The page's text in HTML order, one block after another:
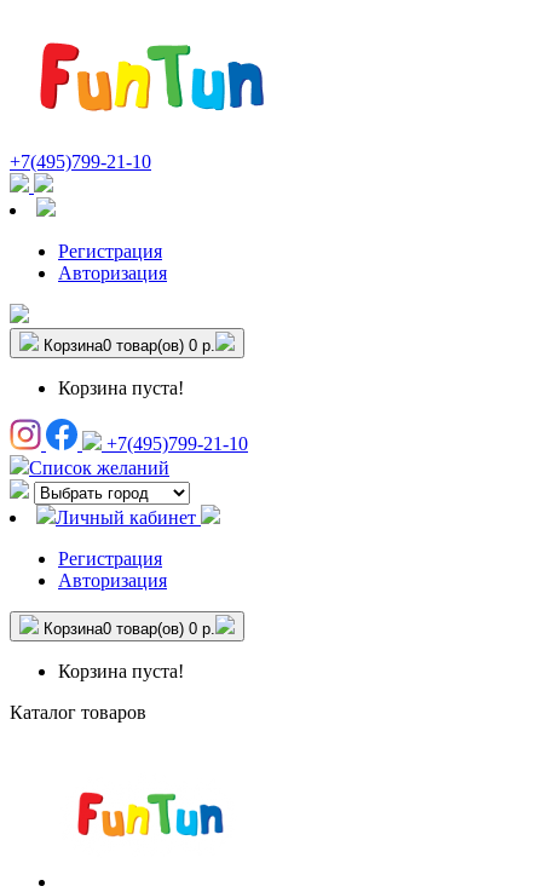
+7(495)799-21-10
Регистрация
Авторизация
Корзина0 товар(ов) 0 р.
Корзина пуста!
+7(495)799-21-10
Список желаний
Личный кабинет
Регистрация
Авторизация
Корзина0 товар(ов) 0 р.
Корзина пуста!
Каталог товаров